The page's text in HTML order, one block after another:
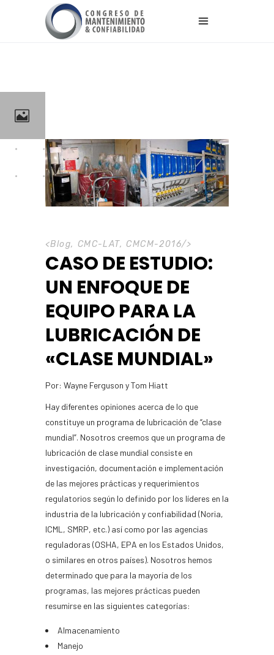
<Blog, CMC-LAT, CMCM-2016/>
CASO DE ESTUDIO:
UN ENFOQUE DE
EQUIPO PARA LA
LUBRICACIÓN DE
«CLASE MUNDIAL»
Por: Wayne Ferguson y Tom Hiatt
Hay diferentes opiniones acerca de lo que
constituye un programa de lubricación de “clase
mundial”. Nosotros creemos que un programa de
lubricación de clase mundial consiste en
investigación, documentación e implementación
de las mejores prácticas y requerimientos
regulatorios según lo definido por los líderes en la
industria de la lubricación y confiabilidad (Noria,
ICML, SMRP, etc.) así como por las agencias
reguladoras (OSHA, EPA en los Estados Unidos,
o similares en otros países). Nosotros hemos
determinado que para la mayoría de los
programas, las mejores prácticas pueden
resumirse en las siguientes categorías:
Almacenamiento
Manejo